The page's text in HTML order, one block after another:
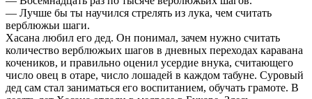
— Лучше бы ты научился стрелять из лука, чем считать
верблюжьи шаги.
Хасана любил его дед. Он понимал, зачем нужно считать
количество верблюжьих шагов в дневных переходах каравана
кочеников, и правильно оценил усердие внука, считающего
число овец в отаре, число лошадей в каждом табуне. Суровый
дед сам стал заниматься его воспитанием, обучать грамоте. В